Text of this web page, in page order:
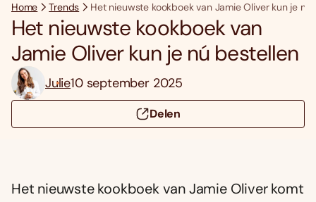
Home Trends Het nieuwste kookboek van Jamie Oliver kun je nú
Het nieuwste kookboek van
Jamie Oliver kun je nú bestellen
Julie10 september 2025
Delen
Het nieuwste kookboek van Jamie Oliver komt